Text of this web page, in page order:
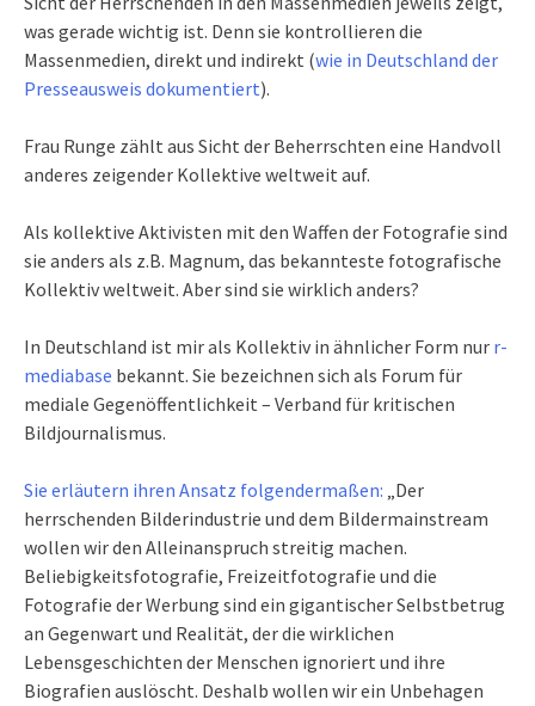
was gerade wichtig ist. Denn sie kontrollieren die
Massenmedien, direkt und indirekt (wie in Deutschland der
Presseausweis dokumentiert).
Frau Runge zählt aus Sicht der Beherrschten eine Handvoll
anderes zeigender Kollektive weltweit auf.
Als kollektive Aktivisten mit den Waffen der Fotografie sind
sie anders als z.B. Magnum, das bekannteste fotografische
Kollektiv weltweit. Aber sind sie wirklich anders?
In Deutschland ist mir als Kollektiv in ähnlicher Form nur r-
mediabase bekannt. Sie bezeichnen sich als Forum für
mediale Gegenöffentlichkeit – Verband für kritischen
Bildjournalismus.
Sie erläutern ihren Ansatz folgendermaßen: „Der
herrschenden Bilderindustrie und dem Bildermainstream
wollen wir den Alleinanspruch streitig machen.
Beliebigkeitsfotografie, Freizeitfotografie und die
Fotografie der Werbung sind ein gigantischer Selbstbetrug
an Gegenwart und Realität, der die wirklichen
Lebensgeschichten der Menschen ignoriert und ihre
Biografien auslöscht. Deshalb wollen wir ein Unbehagen